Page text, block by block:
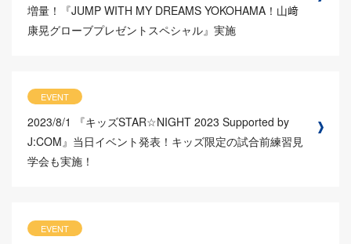
増量！『JUMP WITH MY DREAMS YOKOHAMA！山﨑
康晃グローブプレゼントスペシャル』実施
EVENT
2023/8/1
『キッズSTAR☆NIGHT 2023 Supported by
J:COM』当日イベント発表！キッズ限定の試合前練習見
学会も実施！
EVENT